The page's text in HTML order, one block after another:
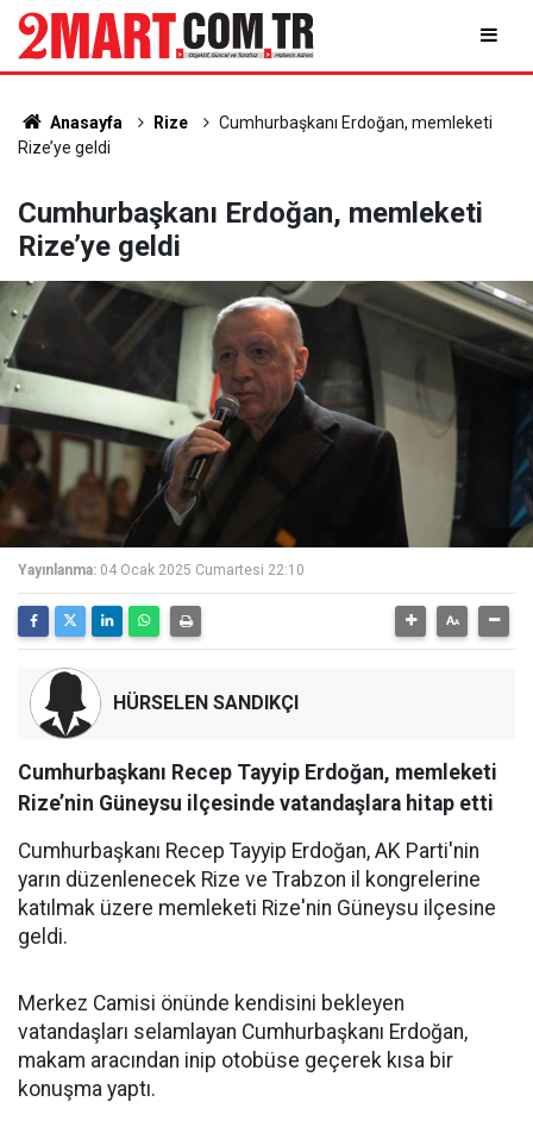
Anasayfa Rize
Cumhurbaşkanı Erdoğan, memleketi
Rize’ye geldi
Cumhurbaşkanı Erdoğan, memleketi
Rize’ye geldi
Yayınlanma: 04 Ocak 2025 Cumartesi 22:10
HÜRSELEN SANDIKÇI
Cumhurbaşkanı Recep Tayyip Erdoğan, memleketi
Rize’nin Güneysu ilçesinde vatandaşlara hitap etti
Cumhurbaşkanı Recep Tayyip Erdoğan, AK Parti'nin
yarın düzenlenecek Rize ve Trabzon il kongrelerine
katılmak üzere memleketi Rize'nin Güneysu ilçesine
geldi.
Merkez Camisi önünde kendisini bekleyen
vatandaşları selamlayan Cumhurbaşkanı Erdoğan,
makam aracından inip otobüse geçerek kısa bir
konuşma yaptı.